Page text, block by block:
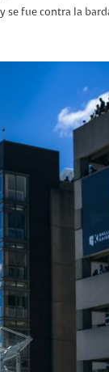
fue contra la